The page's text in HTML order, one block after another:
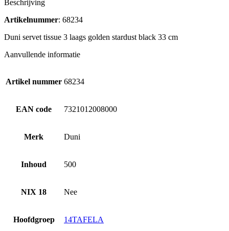
Beschrijving
Artikelnummer: 68234
Duni servet tissue 3 laags golden stardust black 33 cm
Aanvullende informatie
Artikel nummer 68234
EAN code 7321012008000
Merk Duni
Inhoud 500
NIX 18 Nee
Hoofdgroep 14TAFELA